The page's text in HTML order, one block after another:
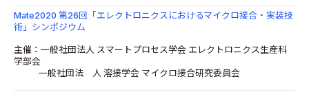
Mate2020 第26回「エレクトロニクスにおけるマイクロ接合・実装技
術」シンポジウム
主催：一般社団法人 スマートプロセス学会 エレクトロニクス生産科
学部会
一般社団法 人 溶接学会 マイクロ接合研究委員会